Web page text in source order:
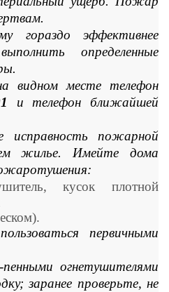
эффективнее
определенные
месте телефон
и телефон ближайшей
пожарной
жилье. Имейте дома
кусок плотной
первичными
огнетушителями
заранее проверьте, не